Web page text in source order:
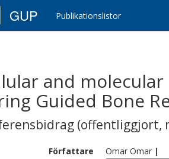
GUP Publikationslistor
and
Guided Bone
(offentliggjort,
Författare Omar Omar |